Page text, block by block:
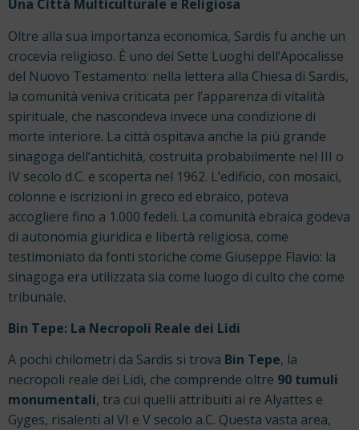
Una Città Multiculturale e Religiosa
Oltre alla sua importanza economica, Sardis fu anche un
crocevia religioso. È uno dei Sette Luoghi dell’Apocalisse
del Nuovo Testamento: nella lettera alla Chiesa di Sardis,
la comunità veniva criticata per l’apparenza di vitalità
spirituale, che nascondeva invece una condizione di
morte interiore. La città ospitava anche la più grande
sinagoga dell’antichità, costruita probabilmente nel III o
IV secolo d.C. e scoperta nel 1962. L’edificio, con mosaici,
colonne e iscrizioni in greco ed ebraico, poteva
accogliere fino a 1.000 fedeli. La comunità ebraica godeva
di autonomia giuridica e libertà religiosa, come
testimoniato da fonti storiche come Giuseppe Flavio: la
sinagoga era utilizzata sia come luogo di culto che come
tribunale.
Bin Tepe: La Necropoli Reale dei Lidi
A pochi chilometri da Sardis si trova Bin Tepe, la
necropoli reale dei Lidi, che comprende oltre 90 tumuli
monumentali, tra cui quelli attribuiti ai re Alyattes e
Gyges, risalenti al VI e V secolo a.C. Questa vasta area,